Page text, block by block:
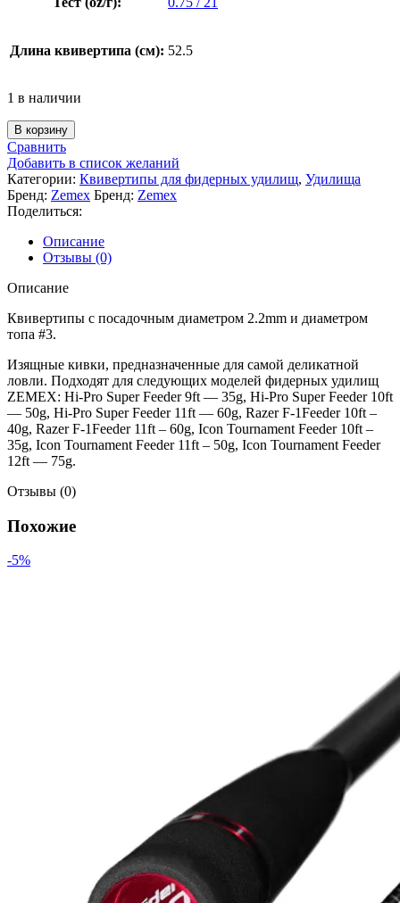
Длина квивертипа (см): 52.5
1 в наличии
В корзину
Сравнить
Добавить в список желаний
Категории: Квивертипы для фидерных удилищ, Удилища
Бренд: Zemex Бренд: Zemex
Поделиться:
Описание
Отзывы (0)
Описание
Квивертипы с посадочным диаметром 2.2mm и диаметром
топа #3.
Изящные кивки, предназначенные для самой деликатной
ловли. Подходят для следующих моделей фидерных удилищ
ZEMEX: Hi-Pro Super Feeder 9ft — 35g, Hi-Pro Super Feeder 10ft
— 50g, Hi-Pro Super Feeder 11ft — 60g, Razer F-1Feeder 10ft –
40g, Razer F-1Feeder 11ft – 60g, Icon Tournament Feeder 10ft –
35g, Icon Tournament Feeder 11ft – 50g, Icon Tournament Feeder
12ft — 75g.
Отзывы (0)
Похожие
-5%